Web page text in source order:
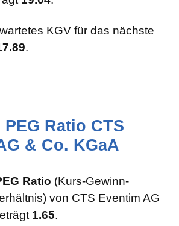
KGV für das nächste
.
Ratio CTS
& Co. KGaA
Ratio (Kurs-Gewinn-
von CTS Eventim AG
1.65.